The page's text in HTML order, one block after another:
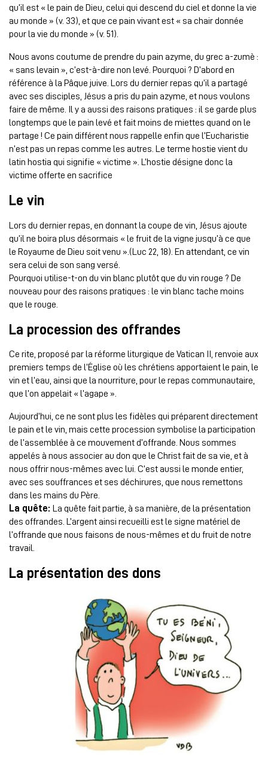
qu’il est « le pain de Dieu, celui qui descend du ciel et donne la vie
au monde » (v. 33), et que ce pain vivant est « sa chair donnée
pour la vie du monde » (v. 51).
Nous avons coutume de prendre du pain azyme, du grec a-zumè :
« sans levain », c’est-à-dire non levé. Pourquoi ? D’abord en
référence à la Pâque juive. Lors du dernier repas qu’il a partagé
avec ses disciples, Jésus a pris du pain azyme, et nous voulons
faire de même. Il y a aussi des raisons pratiques : il se garde plus
longtemps que le pain levé et fait moins de miettes quand on le
partage ! Ce pain différent nous rappelle enfin que l’Eucharistie
n’est pas un repas comme les autres. Le terme hostie vient du
latin hostia qui signifie « victime ». L’hostie désigne donc la
victime offerte en sacrifice
Le vin
Lors du dernier repas, en donnant la coupe de vin, Jésus ajoute
qu’il ne boira plus désormais « le fruit de la vigne jusqu’à ce que
le Royaume de Dieu soit venu ».(Luc 22, 18). En attendant, ce vin
sera celui de son sang versé.
Pourquoi utilise-t-on du vin blanc plutôt que du vin rouge ? De
nouveau pour des raisons pratiques : le vin blanc tache moins
que le rouge.
La procession des offrandes
Ce rite, proposé par la réforme liturgique de Vatican II, renvoie aux
premiers temps de l’Église où les chrétiens apportaient le pain, le
vin et l’eau, ainsi que la nourriture, pour le repas communautaire,
que l’on appelait « l’agape ».
Aujourd’hui, ce ne sont plus les fidèles qui préparent directement
le pain et le vin, mais cette procession symbolise la participation
de l’assemblée à ce mouvement d’offrande. Nous sommes
appelés à nous associer au don que le Christ fait de sa vie, et à
nous offrir nous-mêmes avec lui. C’est aussi le monde entier,
avec ses souffrances et ses déchirures, que nous remettons
dans les mains du Père.
La quête: La quête fait partie, à sa manière, de la présentation
des offrandes. L’argent ainsi recueilli est le signe matériel de
l’offrande que nous faisons de nous-mêmes et du fruit de notre
travail.
La présentation des dons